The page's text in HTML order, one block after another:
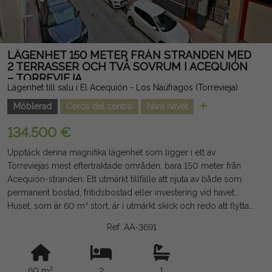
Informationen som ges är indikativ och inte juridiskt bindande,
och kan innehålla fel.
LÄGENHET 150 METER FRÅN STRANDEN MED
2 TERRASSER OCH TVÅ SOVRUM I ACEQUIÓN
– TORREVIEJA
Lägenhet till salu i El Acequión - Los Naúfragos (Torrevieja)
Möblerad
Cerca del centro Nära havet
134.500 €
Upptäck denna magnifika lägenhet som ligger i ett av
Torreviejas mest eftertraktade områden, bara 150 meter från
Acequión-stranden. Ett utmärkt tillfälle att njuta av både som
permanent bostad, fritidsbostad eller investering vid havet.
Huset, som är 60 m² stort, är i utmärkt skick och redo att flyttas
vardagsrum och matsal och en mycket funktionell planlösning
som utnyttjar varje utrymme maximalt. En av dess stora
attraktioner är dess två terrasser: en västvänd balkong, perfekt
Ref: AA-3691
2